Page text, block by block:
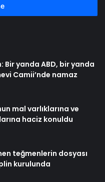
Bir yanda ABD, bir yanda
Camii’nde namaz
mal varlıklarına ve
haciz konuldu
teğmenlerin dosyası
kurulunda